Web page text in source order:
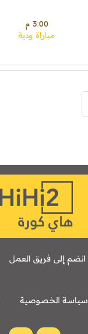
3:00 م
مباراة ودية
8:00 م
مباراة ودية
انضم إلى فريق العمل
سياسة الخصوصية